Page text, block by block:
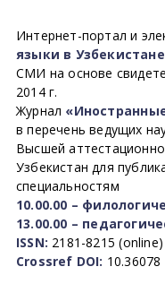
Интернет-портал и
языки в
СМИ на основе
2014 г.
Журнал
в перечень ведущих
Высшей
Узбекистан для
специальностям
10.00.00 –
13.00.00 –
ISSN: 2181-8215 (online)
Crossref DOI: 10.36078